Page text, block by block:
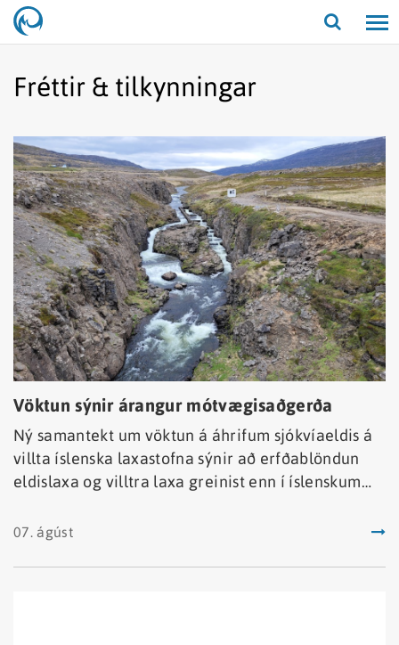
Opna/
Fréttir & tilkynningar
Vöktun sýnir árangur mótvægisaðgerða
Ný samantekt um vöktun á áhrifum sjókvíaeldis á
villta íslenska laxastofna sýnir að erfðablöndun
eldislaxa og villtra laxa greinist enn í íslenskum
07. ágúst